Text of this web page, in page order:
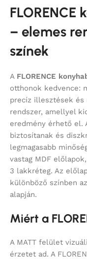
– elemes
színek
A FLORENCE
otthonok kedvence:
precíz illesztések és
rendszer, amellyel
eredmény érhető el.
biztosítanak és
legmagasabb
vastag MDF
3 lakkréteg. Az
különböző színben
alapján.
Miért a
A MATT felület
érzetet ad. A